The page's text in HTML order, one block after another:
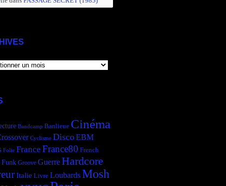
Bandcamp Banlieue Cinéma
Cyclisme DiscoEBM
Folie France France80 French
Funk Groove GuerreHardcore
Italie Livre LoubardsMosh